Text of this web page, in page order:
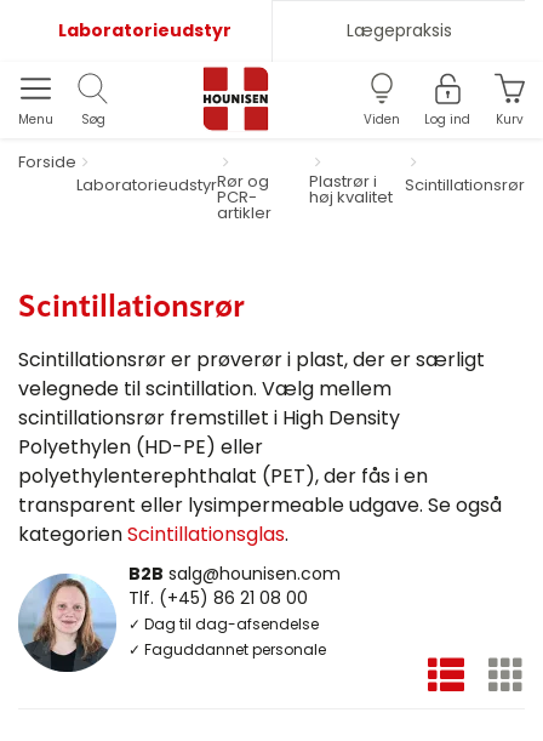
Laboratorieudstyr Lægepraksis
Menu Søg Viden Log ind Kurv
Forside
LaboratorieudstyrRør og
PCR-
artikler
Plastrør i
høj kvalitet
Scintillationsrør
Scintillationsrør
Scintillationsrør er prøverør i plast, der er særligt
velegnede til scintillation. Vælg mellem
scintillationsrør fremstillet i High Density
Polyethylen (HD-PE) eller
polyethylenterephthalat (PET), der fås i en
transparent eller lysimpermeable udgave. Se også
kategorienScintillationsglas.
B2B salg@hounisen.com
Tlf. (+45) 86 21 08 00
✓ Dag til dag-afsendelse
✓ Faguddannet personale